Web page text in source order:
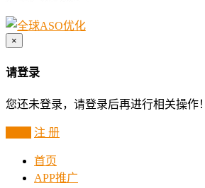
×
请登录
您还未登录，请登录后再进行相关操作！
注 册
首页
APP推广